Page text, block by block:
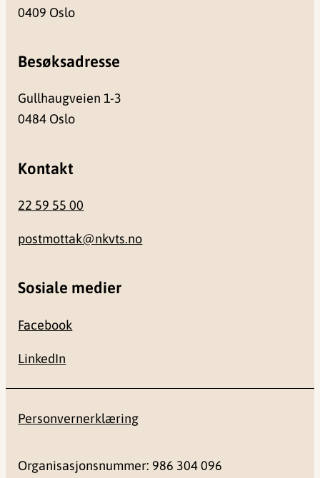
0409 Oslo
Besøksadresse
Gullhaugveien 1-3
0484 Oslo
Kontakt
22 59 55 00
postmottak@nkvts.no
Sosiale medier
Facebook
LinkedIn
Personvernerklæring
Organisasjonsnummer: 986 304 096